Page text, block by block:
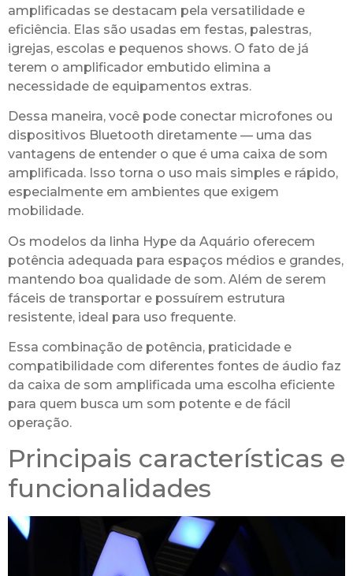
amplificadas se destacam pela versatilidade e
eficiência. Elas são usadas em festas, palestras,
igrejas, escolas e pequenos shows. O fato de já
terem o amplificador embutido elimina a
necessidade de equipamentos extras.
Dessa maneira, você pode conectar microfones ou
dispositivos Bluetooth diretamente — uma das
vantagens de entender o que é uma caixa de som
amplificada. Isso torna o uso mais simples e rápido,
especialmente em ambientes que exigem
mobilidade.
Os modelos da linha Hype da Aquário oferecem
potência adequada para espaços médios e grandes,
mantendo boa qualidade de som. Além de serem
fáceis de transportar e possuírem estrutura
resistente, ideal para uso frequente.
Essa combinação de potência, praticidade e
compatibilidade com diferentes fontes de áudio faz
da caixa de som amplificada uma escolha eficiente
para quem busca um som potente e de fácil
operação.
Principais características e
funcionalidades